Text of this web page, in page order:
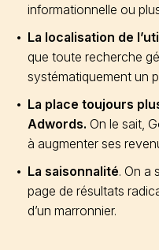
informationnelle ou
La localisation de
que toute recherche
systématiquement un
La place toujours
Adwords. On le sait,
à augmenter ses
La saisonnalité. On a
page de résultats
d’un marronnier.